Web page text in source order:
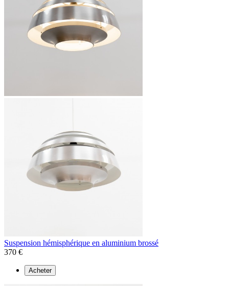
Suspension hémisphérique en aluminium brossé
370 €
Acheter